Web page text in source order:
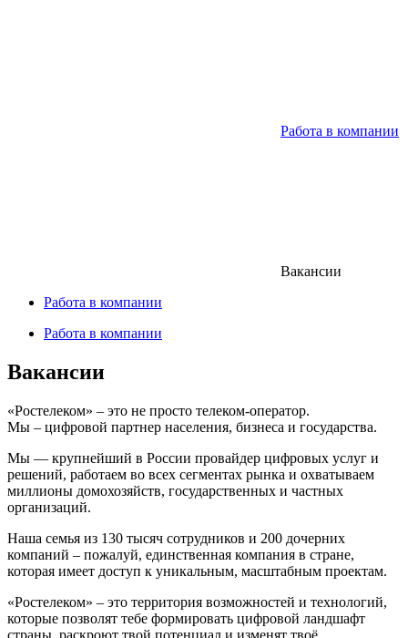
Работа в компании
Вакансии
Работа в компании
Работа в компании
Вакансии
«Ростелеком» – это не просто телеком-оператор.
Мы – цифровой партнер населения, бизнеса и государства.
Мы — крупнейший в России провайдер цифровых услуг и
решений, работаем во всех сегментах рынка и охватываем
миллионы домохозяйств, государственных и частных
организаций.
Наша семья из 130 тысяч сотрудников и 200 дочерних
компаний – пожалуй, единственная компания в стране,
которая имеет доступ к уникальным, масштабным проектам.
«Ростелеком» – это территория возможностей и технологий,
которые позволят тебе формировать цифровой ландшафт
страны, раскроют твой потенциал и изменят твоё